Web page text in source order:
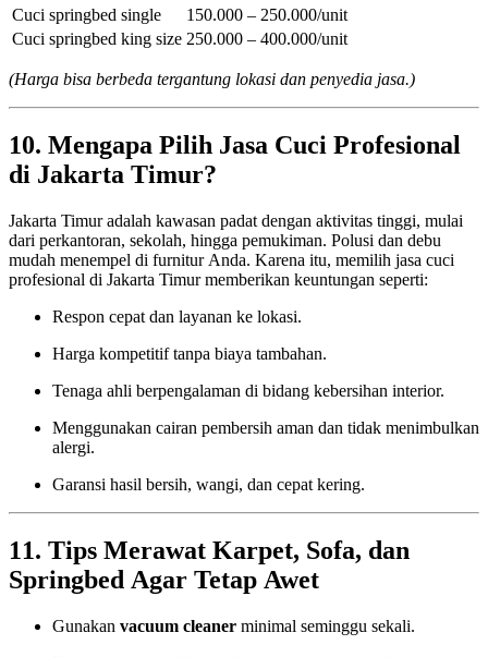
Cuci springbed single
150.000 – 250.000/unit
Cuci springbed king size 250.000 – 400.000/unit
(Harga bisa berbeda tergantung lokasi dan penyedia jasa.)
10. Mengapa Pilih Jasa Cuci Profesional
di Jakarta Timur?
Jakarta Timur adalah kawasan padat dengan aktivitas tinggi, mulai
dari perkantoran, sekolah, hingga pemukiman. Polusi dan debu
mudah menempel di furnitur Anda. Karena itu, memilih jasa cuci
profesional di Jakarta Timur memberikan keuntungan seperti:
Respon cepat dan layanan ke lokasi.
Harga kompetitif tanpa biaya tambahan.
Tenaga ahli berpengalaman di bidang kebersihan interior.
Menggunakan cairan pembersih aman dan tidak menimbulkan
alergi.
Garansi hasil bersih, wangi, dan cepat kering.
11. Tips Merawat Karpet, Sofa, dan
Springbed Agar Tetap Awet
Gunakan vacuum cleaner minimal seminggu sekali.